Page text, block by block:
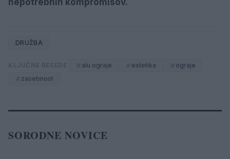
DRUŽBA
alu ograje estetika
ograje
zasebnost
SORODNE NOVICE